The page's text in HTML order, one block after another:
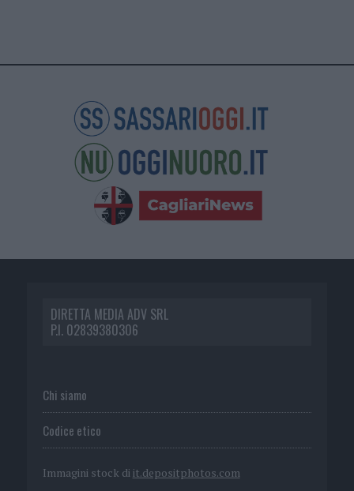
DIRETTA MEDIA ADV SRL
P.I. 02839380306
Chi siamo
Codice etico
Immagini stock di it.depositphotos.com